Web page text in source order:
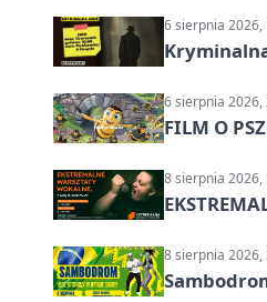
6 sierpnia 2026,
6 sierpnia 2026,
FILM O
8 sierpnia 2026,
8 sierpnia 2026,